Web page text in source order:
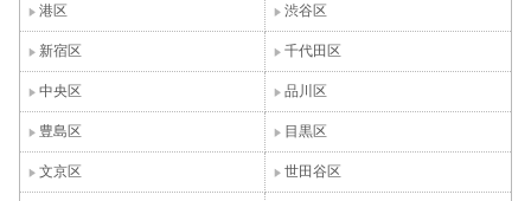
港区 渋谷区
新宿区 千代田区
中央区 品川区
豊島区 目黒区
文京区 世田谷区